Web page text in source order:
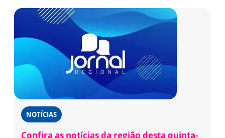
NOTÍCIAS
Confira as notícias da região desta quinta-